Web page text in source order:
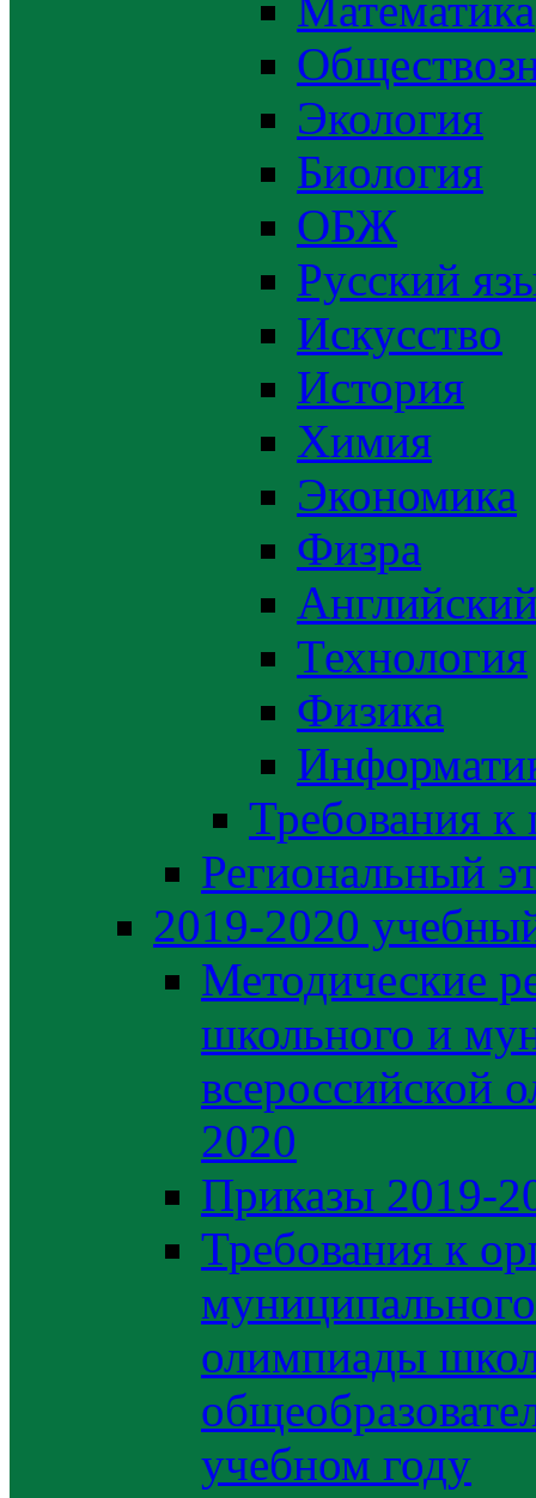
Экология
Биология
ОБЖ
Русский
Искусство
История
Химия
Экономика
Физра
Технология
Физика
Требования
Региональный
2019-2020
Методические
школьного и
всероссийской
2020
Приказы 2019-
Требования к
олимпиады
учебном году